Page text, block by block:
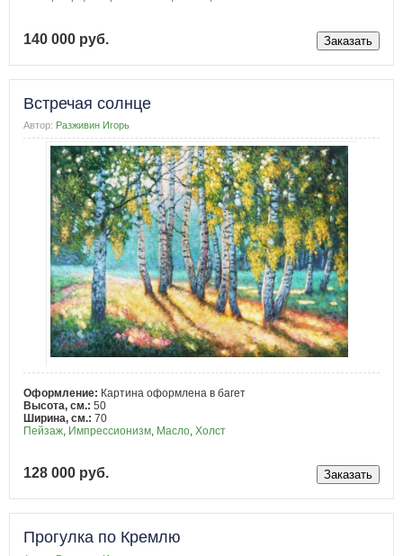
140 000 руб.
Встречая солнце
Автор: Разживин Игорь
Оформление: Картина оформлена в багет
Высота, см.: 50
Ширина, см.: 70
Пейзаж Импрессионизм Масло Холст
128 000 руб.
Прогулка по Кремлю